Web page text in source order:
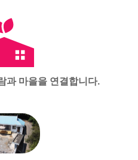
과 마을을 연결합니다.